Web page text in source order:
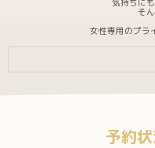
気持ちに
そ
女性専用のプラ
予約